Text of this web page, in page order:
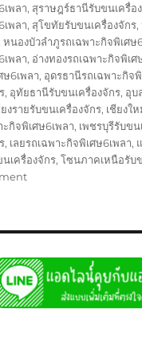
เพลา, สุราษฎร์ธานีรับขนเครื่อ
เพลา, สุโขทัยรับขนเครื่องจักร,
,หนองบัวลำภูรถเฉพาะกิจพิเศษ
เพลา, อ่างทองรถเฉพาะกิจพิเศ
ษ6เพลา, อุดรธานีรถเฉพาะกิจ
, อุทัยธานีรับขนเครื่องจักร, อุบ
ยงรายรับขนเครื่องจักร, เชียงใ
ะกิจพิเศษ6เพลา, เพชรบุรีรับขน
, เลยรถเฉพาะกิจพิเศษ6เพลา,
เครื่องจักร,โซนภาคเหนือรับ
on
รับ
ส่ง
ไป
แบบ